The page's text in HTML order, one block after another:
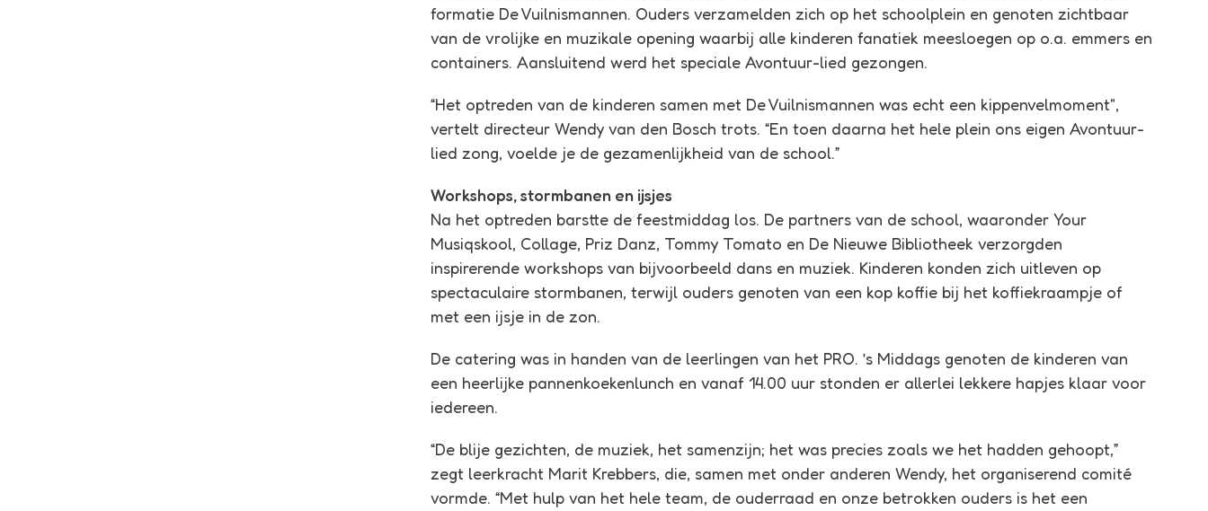
formatie De Vuilnismannen. Ouders verzamelden zich op het schoolplein en genoten zichtbaar
van de vrolijke en muzikale opening waarbij alle kinderen fanatiek meesloegen op o.a. emmers en
containers. Aansluitend werd het speciale Avontuur-lied gezongen.
“Het optreden van de kinderen samen met De Vuilnismannen was echt een kippenvelmoment",
vertelt directeur Wendy van den Bosch trots. “En toen daarna het hele plein ons eigen Avontuur-
lied zong, voelde je de gezamenlijkheid van de school.”
Workshops, stormbanen en ijsjes
Na het optreden barstte de feestmiddag los. De partners van de school, waaronder Your
Musiqskool, Collage, Priz Danz, Tommy Tomato en De Nieuwe Bibliotheek verzorgden
inspirerende workshops van bijvoorbeeld dans en muziek. Kinderen konden zich uitleven op
spectaculaire stormbanen, terwijl ouders genoten van een kop koffie bij het koffiekraampje of
met een ijsje in de zon.
De catering was in handen van de leerlingen van het PRO. ’s Middags genoten de kinderen van
een heerlijke pannenkoekenlunch en vanaf 14.00 uur stonden er allerlei lekkere hapjes klaar voor
iedereen.
“De blije gezichten, de muziek, het samenzijn; het was precies zoals we het hadden gehoopt,”
zegt leerkracht Marit Krebbers, die, samen met onder anderen Wendy, het organiserend comité
vormde. “Met hulp van het hele team, de ouderraad en onze betrokken ouders is het een